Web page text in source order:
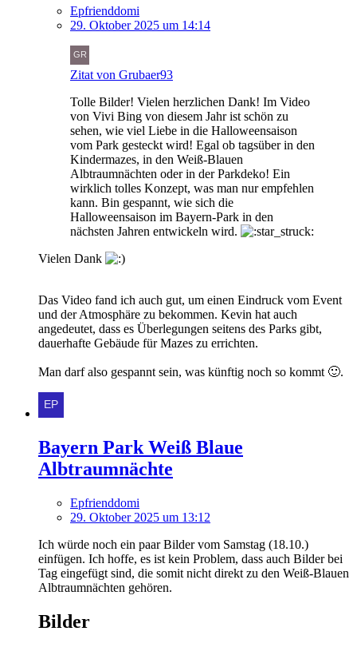
Epfrienddomi
29. Oktober 2025 um 14:14
Zitat von Grubaer93
Tolle Bilder! Vielen herzlichen Dank! Im Video
von Vivi Bing von diesem Jahr ist schön zu
sehen, wie viel Liebe in die Halloweensaison
vom Park gesteckt wird! Egal ob tagsüber in den
Kindermazes, in den Weiß-Blauen
Albtraumnächten oder in der Parkdeko! Ein
wirklich tolles Konzept, was man nur empfehlen
kann. Bin gespannt, wie sich die
Halloweensaison im Bayern-Park in den
nächsten Jahren entwickeln wird.
Vielen Dank
Das Video fand ich auch gut, um einen Eindruck vom Event
und der Atmosphäre zu bekommen. Kevin hat auch
angedeutet, dass es Überlegungen seitens des Parks gibt,
dauerhafte Gebäude für Mazes zu errichten.
Man darf also gespannt sein, was künftig noch so kommt 🙂.
Bayern Park Weiß Blaue
Albtraumnächte
Epfrienddomi
29. Oktober 2025 um 13:12
Ich würde noch ein paar Bilder vom Samstag (18.10.)
einfügen. Ich hoffe, es ist kein Problem, dass auch Bilder bei
Tag eingefügt sind, die somit nicht direkt zu den Weiß-Blauen
Albtraumnächten gehören.
Bilder